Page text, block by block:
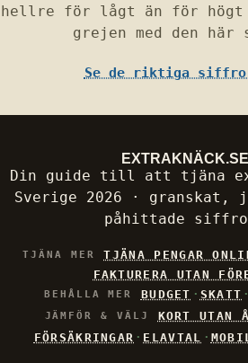
hellre för lågt än för högt
grejen med den här
Se de riktiga
EXTRAKNÄCK.SE
Din guide till att tjäna
Sverige 2026 · granskat,
påhittade
TJÄNA MER TJÄNA PENGAR
FAKTURERA UTAN
BEHÅLLA MER BUDGET ·SKATT
JÄMFÖR & VÄLJ KORT UTAN
FÖRSÄKRINGAR ·ELAVTAL ·